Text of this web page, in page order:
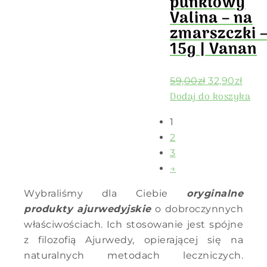
Valina – na
zmarszczki
15g | Vanan
59,00zł 32,90zł
Dodaj do koszyka
1
2
3
→
Wybraliśmy dla Ciebie oryginalne
produkty ajurwedyjskieo dobroczynnych
właściwościach. Ich stosowanie jest spójne
z filozofią Ajurwedy, opierającej się na
naturalnych metodach leczniczych.